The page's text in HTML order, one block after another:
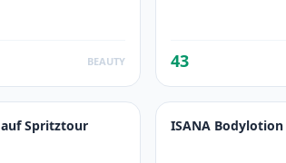
BEAUTY 43
Spritztour ISANA Bodylotion